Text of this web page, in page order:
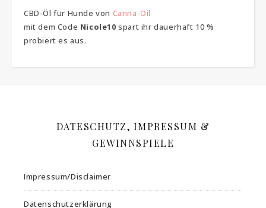
CBD-Öl für Hunde von Canna-Oil
mit dem Code Nicole10 spart ihr dauerhaft 10 %
probiert es aus.
DATESCHUTZ, IMPRESSUM &
GEWINNSPIELE
Impressum/Disclaimer
Datenschutzerklärung